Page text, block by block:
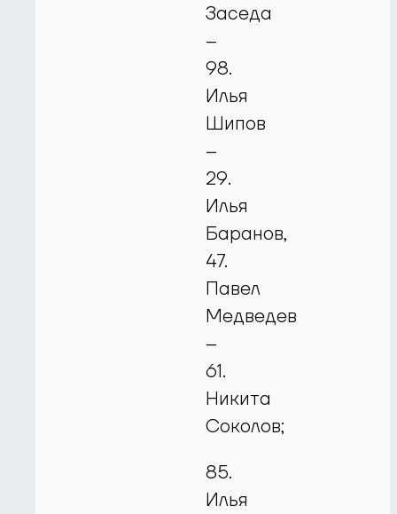
Заседа
–
98.
Илья
Шипов
–
29.
Илья
Баранов,
47.
Павел
Медведев
–
61.
Никита
Соколов;
85.
Илья